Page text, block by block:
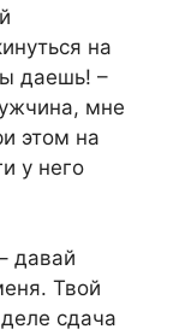
на
даешь! –
мне
этом на
у него
давай
Твой
сдача